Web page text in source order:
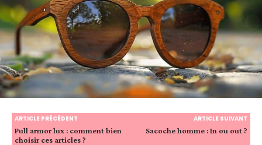
ARTICLE PRÉCÉDENT
Pull armor lux : comment bien
choisir ces articles ?
ARTICLE SUIVANT
Sacoche homme : In ou out ?